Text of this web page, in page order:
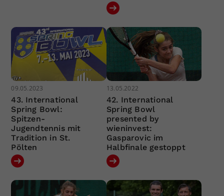
09.05.2023
43. International
Spring Bowl:
Spitzen-
Jugendtennis mit
Tradition in St.
Pölten
13.05.2022
42. International
Spring Bowl
presented by
wieninvest:
Gasparovic im
Halbfinale gestoppt